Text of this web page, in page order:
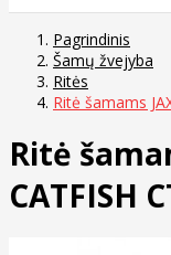
Pagrindinis
Šamų žvejyba
Ritės
Ritė šamams
Ritė
CATFISH